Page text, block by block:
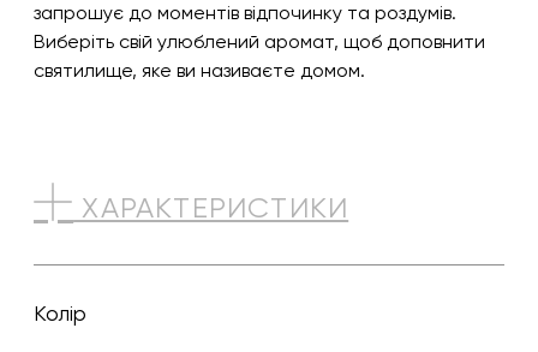
запрошує до моментів відпочинку та роздумів.
Виберіть свій улюблений аромат, щоб доповнити
святилище, яке ви називаєте домом.
ХАРАКТЕРИСТИКИ
Колір